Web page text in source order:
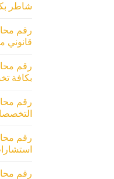
شاطر
رقم
قانوني
رقم
بكافة
رقم
رقم
رقم